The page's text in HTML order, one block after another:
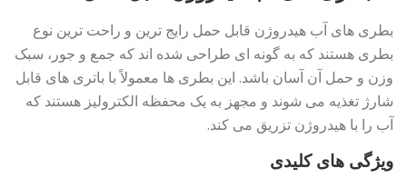
بطری های آب هیدروژن قابل حمل رایج ترین و راحت ترین نوع
بطری هستند که به گونه ای طراحی شده اند که جمع و جور، سبک
وزن و حمل آن آسان باشد. این بطری ها معمولاً با باتری های قابل
شارژ تغذیه می شوند و مجهز به یک محفظه الکترولیز هستند که
آب را با هیدروژن تزریق می کند.
ویژگی های کلیدی